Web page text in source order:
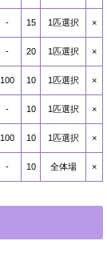
- 15 1匹選択 ×
- 20 1匹選択 ×
100 10 1匹選択 ×
- 10 1匹選択 ×
100 10 1匹選択 ×
- 10 全体場 ×